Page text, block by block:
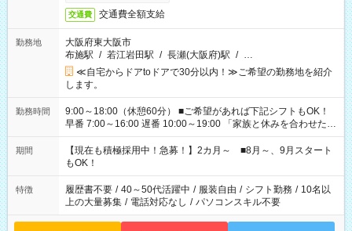
交通費 交通費全額支給
勤務地
大阪府東大阪市
布施駅 / 若江岩田駅 / 長瀬(大阪府)駅 / …
≪自宅からドアtoドアで30分以内！≫ご希望の勤務地を紹介
します。
勤務時間
9:00～18:00（休憩60分） ■ご希望があれば下記シフトもOK！
早番 7:00～16:00 遅番 10:00～19:00 「家族と休みを合わせた
い」 「余裕を持って夕飯の準備がしたい」 「できれば残業はし
たくない」 など、ご希望を教えてくださいね。 ※Wワーク希望
の方へ 今ご覧のお仕事で希望する勤務時間と、もう1つのお仕事
の勤務時間。 合計で週40時間を超える場合は応募できません。
期間
【現在も積極採用中！急募！】2カ月～ ■8月～、9月スタート
もOK！
特徴 履歴書不要 / 40～50代活躍中 / 服装自由 / シフト勤務 / 10名以
上の大量募集 / 電話対応なし / パソコンスキル不要